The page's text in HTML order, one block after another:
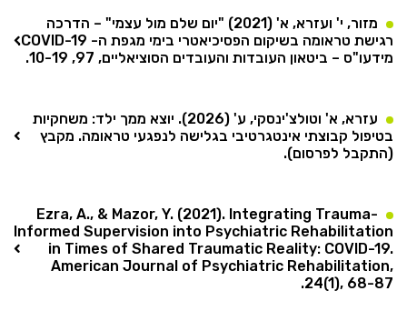
מזור, י' ועזרא, א' (2021) "יום שלם מול עצמי" – הדרכה
רגישת טראומה בשיקום הפסיכיאטרי בימי מגפת ה- COVID-19.
מידעו"ס – ביטאון העובדות והעובדים הסוציאליים, 97, 10-19.
עזרא, א' וטולצ'ינסקי, ע' (2026). יוצא ממך ילד: משחקיות
בטיפול קבוצתי אינטגרטיבי בגלישה לנפגעי טראומה. מקבץ
(התקבל לפרסום).
Ezra, A., & Mazor, Y. (2021). Integrating Trauma-
Informed Supervision into Psychiatric Rehabilitation
in Times of Shared Traumatic Reality: COVID-19.
American Journal of Psychiatric Rehabilitation,
24(1), 68-87.‏